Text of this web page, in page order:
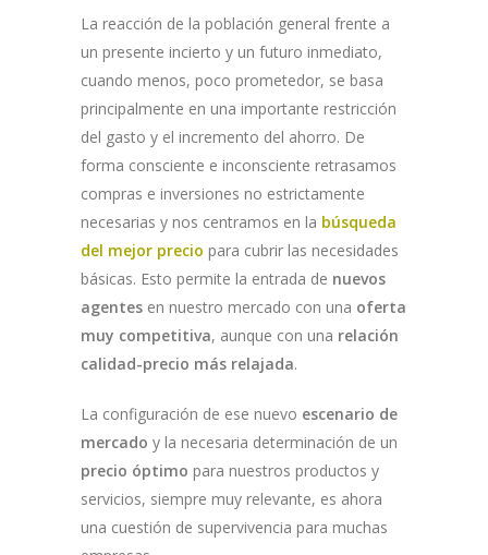
La reacción de la población general frente a
un presente incierto y un futuro inmediato,
cuando menos, poco prometedor, se basa
principalmente en una importante restricción
del gasto y el incremento del ahorro. De
forma consciente e inconsciente retrasamos
compras e inversiones no estrictamente
necesarias y nos centramos en la búsqueda
del mejor precio para cubrir las necesidades
básicas. Esto permite la entrada de nuevos
agentes en nuestro mercado con una oferta
muy competitiva, aunque con una relación
calidad-precio más relajada.
La configuración de ese nuevo escenario de
mercado y la necesaria determinación de un
precio óptimo para nuestros productos y
servicios, siempre muy relevante, es ahora
una cuestión de supervivencia para muchas